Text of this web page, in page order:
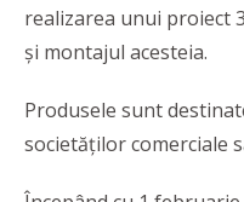
realizarea unui proiect
și montajul acesteia.
Produsele sunt
societăților comerciale